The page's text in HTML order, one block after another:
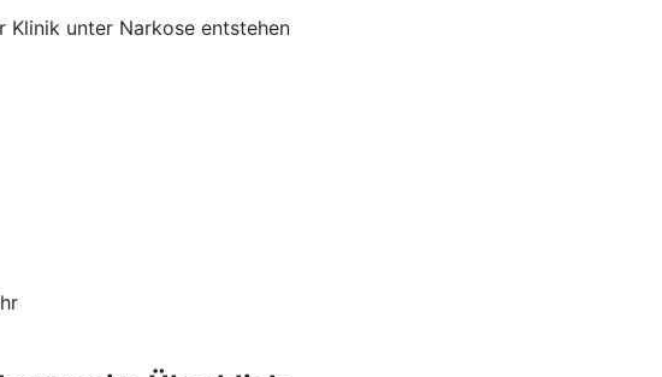
Klinik unter Narkose entstehen